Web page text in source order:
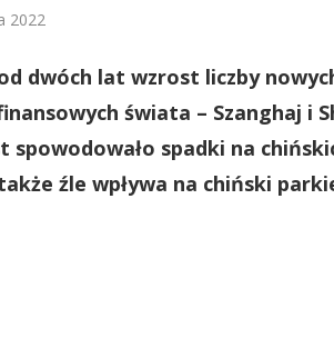
2022
dwóch lat wzrost liczby
świata – Szanghaj i
spadki na
źle wpływa na chiński